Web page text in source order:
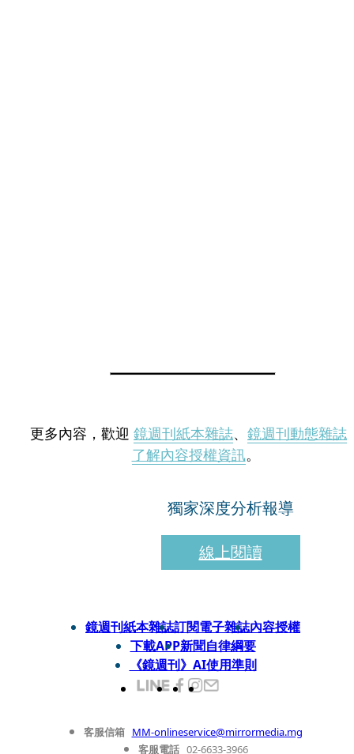
更多內容，歡迎 鏡週刊紙本雜誌、 鏡週刊動態雜誌
了解內容授權資訊。
獨家深度分析報導
線上閱讀
鏡週刊紙本雜誌訂閱電子雜誌內容授權
下載APP新聞自律綱要
《鏡週刊》AI使用準則
客服信箱 MM-onlineservice@mirrormedia.mg
客服電話 02-6633-3966